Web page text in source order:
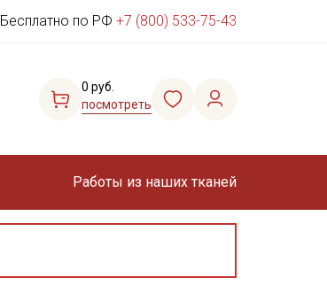
Бесплатно по РФ +7 (800) 533-75-43
0 руб.
посмотреть
Работы из наших тканей